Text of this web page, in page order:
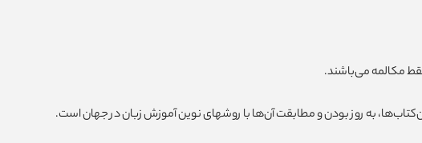
مکالمه می‌باشند.
به روز بودن و مطابقت آن‌ها با روشهای نوین آموزش زبان در جهان است.